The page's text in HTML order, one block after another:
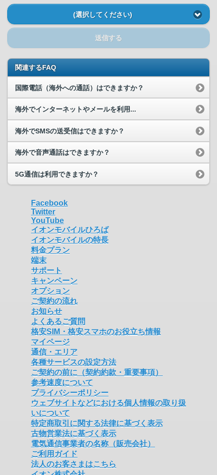
(選択してください)
送信する
関連するFAQ
国際電話（海外への通話）はできますか？
海外でインターネットやメールを利用...
海外でSMSの送受信はできますか？
海外で音声通話はできますか？
5G通信は利用できますか？
Facebook
Twitter
YouTube
イオンモバイルひろば
イオンモバイルの特長
料金プラン
端末
サポート
キャンペーン
オプション
ご契約の流れ
お知らせ
よくあるご質問
格安SIM・格安スマホのお役立ち情報
マイページ
通信・エリア
各種サービスの設定方法
ご契約の前に（契約約款・重要事項）
参考速度について
プライバシーポリシー
ウェブサイトなどにおける個人情報の取り扱
いについて
特定商取引に関する法律に基づく表示
古物営業法に基づく表示
電気通信事業者の名称（販売会社）
ご利用ガイド
法人のお客さまはこちら